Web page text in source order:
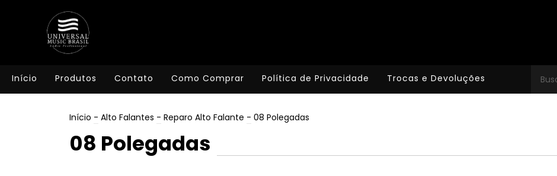
Início Produtos Contato Como Comprar Política de Privacidade Trocas e Devoluções
Início - Alto Falantes - Reparo Alto Falante - 08 Polegadas
08 Polegadas